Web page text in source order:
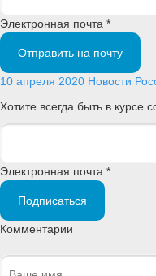
Электронная почта *
Отправить на почту
10 апреля 2020 Новости
Хотите всегда быть в
Электронная почта *
Подписаться
Комментарии